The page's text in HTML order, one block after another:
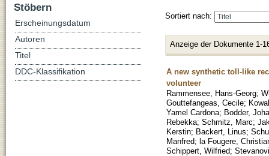
Sortiert nach:
Anzeige der Dokumente 1-
A new synthetic toll-like
volunteer
Rammensee, Hans-Georg;
Gouttefangeas, Cecile;
Yamel Cardona; Bodder,
Rebekka; Schmitz, Marc;
Kerstin; Backert, Linus;
Manfred; la Fougere,
Schippert, Wilfried;
Stöbern
Erscheinungsdatum
Autoren
Titel
DDC-Klassifikation